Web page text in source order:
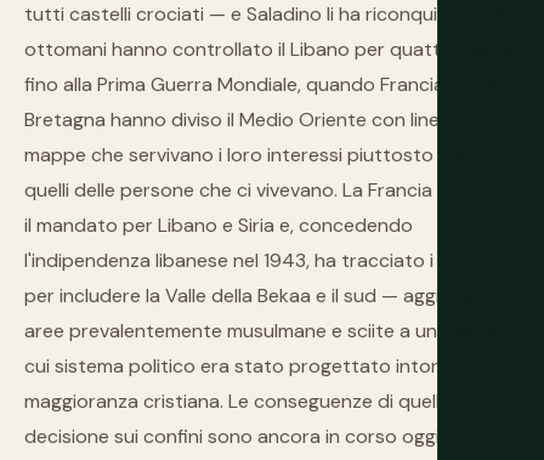
tutti castelli crociati — e Saladino li ha riconquistati. Gli
ottomani hanno controllato il Libano per quattro secoli
fino alla Prima Guerra Mondiale, quando Francia e Gran
Bretagna hanno diviso il Medio Oriente con linee sulle
mappe che servivano i loro interessi piuttosto che
quelli delle persone che ci vivevano. La Francia ha preso
il mandato per Libano e Siria e, concedendo
l'indipendenza libanese nel 1943, ha tracciato i confini
per includere la Valle della Bekaa e il sud — aggiungendo
aree prevalentemente musulmane e sciite a un paese il
cui sistema politico era stato progettato intorno a una
maggioranza cristiana. Le conseguenze di quella
decisione sui confini sono ancora in corso oggi.